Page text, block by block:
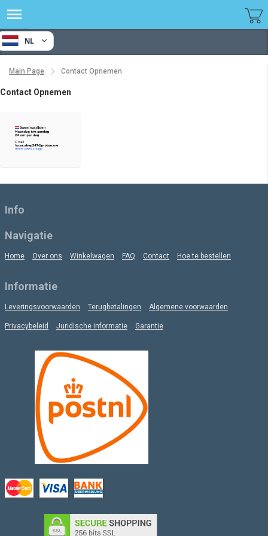
NL
Main Page Contact Opnemen
Contact Opnemen
Info
Navigatie
Home Over ons Winkelwagen FAQ Contact Hoe te bestellen
Informatie
Leveringsvoorwaarden Terugbetalingen Algemene voorwaarden
Privacybeleid Juridische informatie Garantie